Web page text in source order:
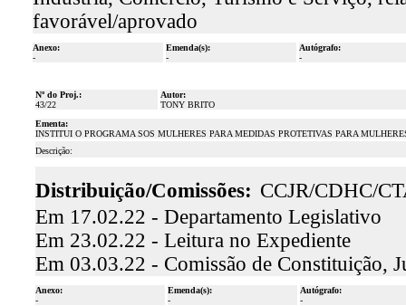
favorável/aprovado
Anexo:
-
Emenda(s):
-
Autógrafo:
-
Nº do Proj.:
43/22
Autor:
TONY BRITO
Ementa:
INSTITUI O PROGRAMA SOS MULHERES PARA MEDIDAS PROTETIVAS PARA
Descrição:
Distribuição/Comissões: CCJR/CDHC/
Em 17.02.22 - Departamento Legislativo
Em 23.02.22 - Leitura no Expediente
Em 03.03.22 - Comissão de Constituição,
Anexo:
-
Emenda(s):
-
Autógrafo:
-